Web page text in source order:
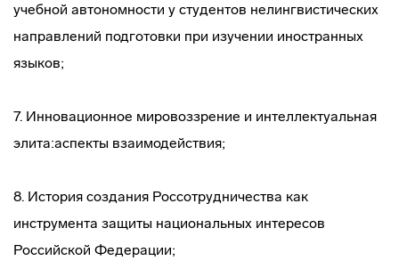
учебной автономности у студентов нелингвистических
направлений подготовки при изучении иностранных
языков;
7. Инновационное мировоззрение и интеллектуальная
элита:аспекты взаимодействия;
8. История создания Россотрудничества как
инструмента защиты национальных интересов
Российской Федерации;